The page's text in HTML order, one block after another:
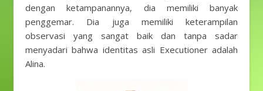
dengan ketampanannya, dia memiliki banyak
penggemar. Dia juga memiliki keterampilan
observasi yang sangat baik dan tanpa sadar
menyadari bahwa identitas asli Executioner adalah
Alina.